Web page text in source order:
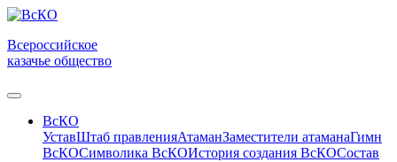
Всероссийское
казачье общество
ВсКО
УставШтаб правленияАтаманЗаместители атаманаГимн
ВсКОСимволика ВсКОИстория создания ВсКОСостав